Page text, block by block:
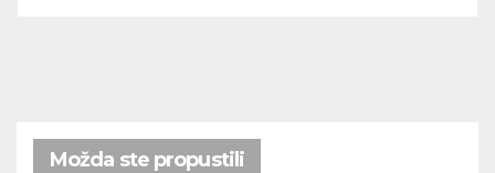
Možda ste propustili